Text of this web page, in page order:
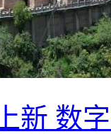
新 数